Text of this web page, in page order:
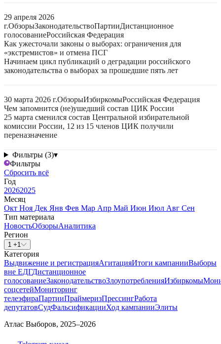
29 апреля 2026
г.ОбзорыЗаконодательствоПартииДистанционное
голосованиеРоссийская Федерация
Как ужесточали законы о выборах: ограничения для
«экстремистов» и отмена ПСГ
Начинаем цикл публикаций о деградации российского
законодательства о выборах за прошедшие пять лет
30 марта 2026 г.ОбзорыИзбиркомыРоссийская Федерация
Чем запомнится (не)ушедший состав ЦИК России
25 марта сменился состав Центральной избирательной
комиссии России, 12 из 15 членов ЦИК получили
переназначение
Фильтры (3)▾
Фильтры
Сбросить всё
Год
20262025
Месяц
Окт Ноя Дек Янв Фев Мар Апр Май Июн Июл Авг Сен
Тип материала
НовостьОбзорыАналитика
Регион
1 +1
Категория
Выдвижение и регистрацияАгитацияИтоги кампанииВыборы
вне ЕДГДистанционное
голосованиеЗаконодательствоЗлоупотребленияИзбиркомы
соцсетейМониторинг
телеэфираПартииПраймеризПрессингРабота
депутатовСудФальсификацииХод кампанииЭлиты
Атлас Выборов, 2025–2026